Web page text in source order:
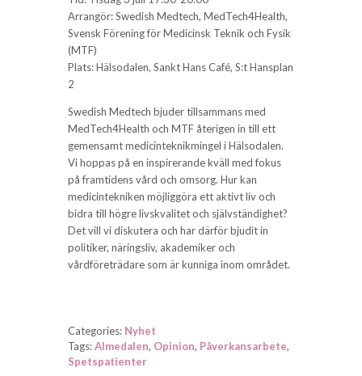
Arrangör: Swedish Medtech, MedTech4Health,
Svensk Förening för Medicinsk Teknik och Fysik
(MTF)
Plats: Hälsodalen, Sankt Hans Café, S:t Hansplan
2
Swedish Medtech bjuder tillsammans med
MedTech4Health och MTF återigen in till ett
gemensamt medicinteknikmingel i Hälsodalen.
Vi hoppas på en inspirerande kväll med fokus
på framtidens vård och omsorg. Hur kan
medicintekniken möjliggöra ett aktivt liv och
bidra till högre livskvalitet och självständighet?
Det vill vi diskutera och har därför bjudit in
politiker, näringsliv, akademiker och
vårdföreträdare som är kunniga inom området.
Categories: Nyhet
Tags:Almedalen, Opinion, Påverkansarbete,
Spetspatienter